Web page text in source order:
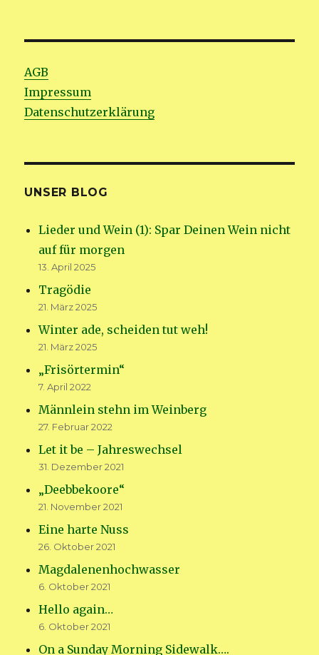
AGB
Impressum
Datenschutzerklärung
UNSER BLOG
Lieder und Wein (1): Spar Deinen Wein nicht
auf für morgen
13. April 2025
Tragödie
21. März 2025
Winter ade, scheiden tut weh!
21. März 2025
„Frisörtermin“
7. April 2022
Männlein stehn im Weinberg
27. Februar 2022
Let it be – Jahreswechsel
31. Dezember 2021
„Deebbekoore“
21. November 2021
Eine harte Nuss
26. Oktober 2021
Magdalenenhochwasser
6. Oktober 2021
Hello again…
6. Oktober 2021
On a Sunday Morning Sidewalk….